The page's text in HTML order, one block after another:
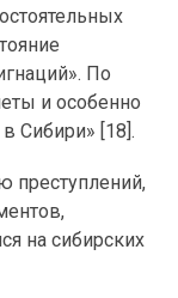
По
и особенно
Сибири» [18].
преступлений,
на сибирских